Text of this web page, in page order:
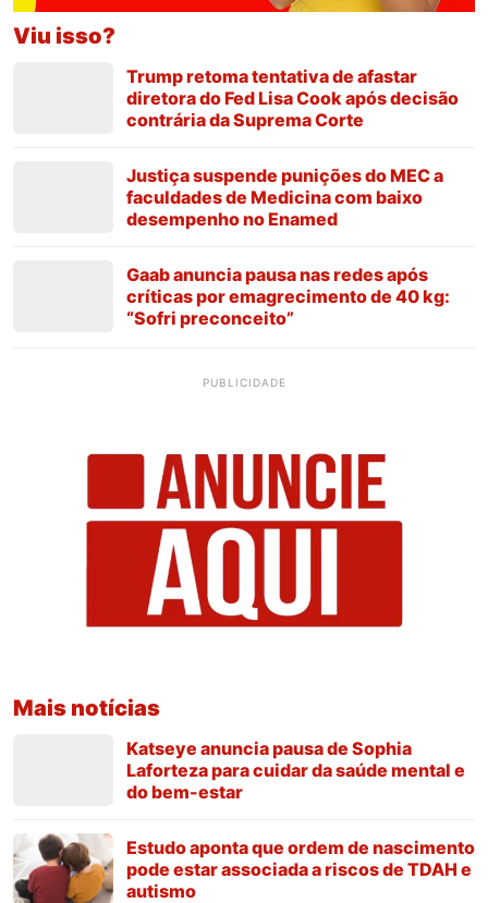
Viu isso?
Trump retoma tentativa de afastar
diretora do Fed Lisa Cook após decisão
contrária da Suprema Corte
Justiça suspende punições do MEC a
faculdades de Medicina com baixo
desempenho no Enamed
Gaab anuncia pausa nas redes após
críticas por emagrecimento de 40 kg:
“Sofri preconceito”
PUBLICIDADE
Mais notícias
Katseye anuncia pausa de Sophia
Laforteza para cuidar da saúde mental e
do bem-estar
Estudo aponta que ordem de nascimento
pode estar associada a riscos de TDAH e
autismo